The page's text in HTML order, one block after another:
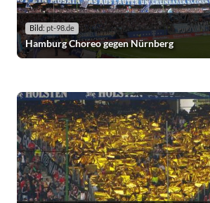
Bild: pt-98.de
Hamburg Choreo gegen Nürnberg